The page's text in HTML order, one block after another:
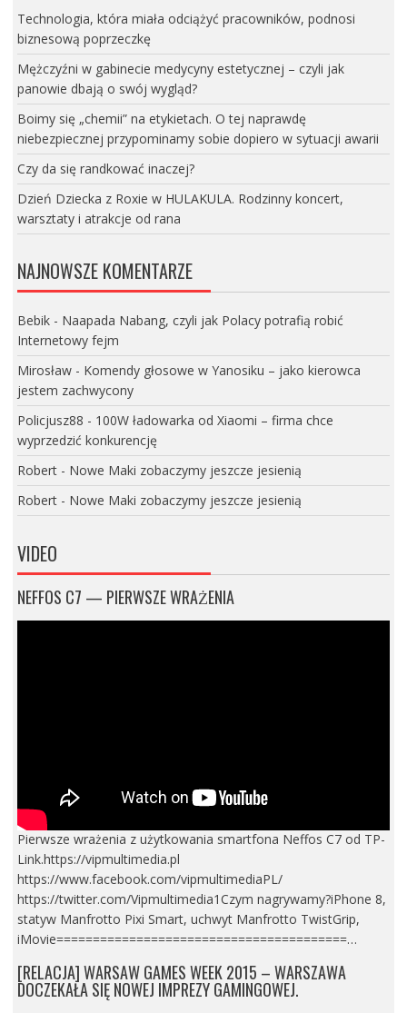
Technologia, która miała odciążyć pracowników, podnosi
biznesową poprzeczkę
Mężczyźni w gabinecie medycyny estetycznej – czyli jak
panowie dbają o swój wygląd?
Boimy się „chemii” na etykietach. O tej naprawdę
niebezpiecznej przypominamy sobie dopiero w sytuacji awarii
Czy da się randkować inaczej?
Dzień Dziecka z Roxie w HULAKULA. Rodzinny koncert,
warsztaty i atrakcje od rana
NAJNOWSZE KOMENTARZE
Bebik- Naapada Nabang, czyli jak Polacy potrafią robić
Internetowy fejm
Mirosław- Komendy głosowe w Yanosiku – jako kierowca
jestem zachwycony
Policjusz88 - 100W ładowarka od Xiaomi – firma chce
wyprzedzić konkurencję
Robert- Nowe Maki zobaczymy jeszcze jesienią
Robert- Nowe Maki zobaczymy jeszcze jesienią
VIDEO
NEFFOS C7 — PIERWSZE WRAŻENIA
Pierwsze wrażenia z użytkowania smartfona Neffos C7 od TP-
Link.https://vipmultimedia.pl
https://www.facebook.com/vipmultimediaPL/
https://twitter.com/Vipmultimedia1Czym nagrywamy?iPhone 8,
statyw Manfrotto Pixi Smart, uchwyt Manfrotto TwistGrip,
iMovie========================================…
[RELACJA] WARSAW GAMES WEEK 2015 – WARSZAWA
DOCZEKAŁA SIĘ NOWEJ IMPREZY GAMINGOWEJ.